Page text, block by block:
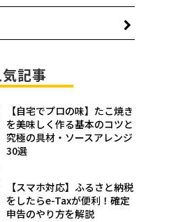
記事
【自宅でプロの味】たこ焼き
を美味しく作る基本のコツと
究極の具材・ソースアレンジ
30選
【スマホ対応】ふるさと納税
をしたらe-Taxが便利！確定
申告のやり方を解説